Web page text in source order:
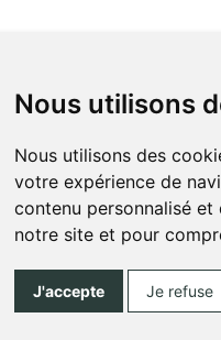
Nous utilisons
Nous utilisons des
votre expérience de
contenu personnalisé
notre site et pour
J'accepte Je refuse
Cookies